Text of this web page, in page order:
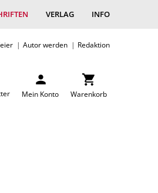
VERLAG INFO
Autor werden Redaktion
Mein Konto Warenkorb